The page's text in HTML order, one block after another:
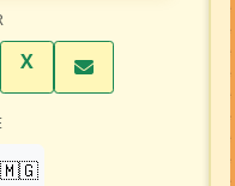
XTwitter X
🇲🇬